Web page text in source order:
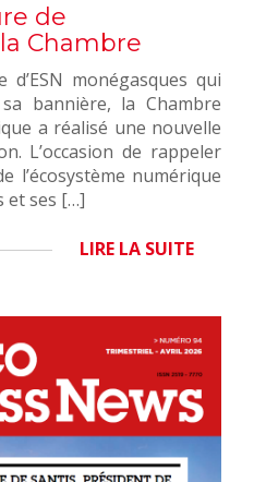
de
Chambre
monégasques qui
bannière, la Chambre
a réalisé une nouvelle
L’occasion de rappeler
l’écosystème numérique
et ses […]
LIRE LA SUITE